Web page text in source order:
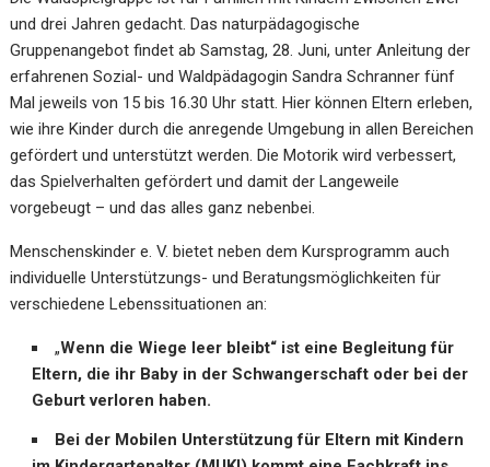
und drei Jahren gedacht. Das naturpädagogische
Gruppenangebot findet ab Samstag, 28. Juni, unter Anleitung der
erfahrenen Sozial- und Waldpädagogin Sandra Schranner fünf
Mal jeweils von 15 bis 16.30 Uhr statt. Hier können Eltern erleben,
wie ihre Kinder durch die anregende Umgebung in allen Bereichen
gefördert und unterstützt werden. Die Motorik wird verbessert,
das Spielverhalten gefördert und damit der Langeweile
vorgebeugt – und das alles ganz nebenbei.
Menschenskinder e. V. bietet neben dem Kursprogramm auch
individuelle Unterstützungs- und Beratungsmöglichkeiten für
verschiedene Lebenssituationen an:
„Wenn die Wiege leer bleibt“ ist eine Begleitung für
Eltern, die ihr Baby in der Schwangerschaft oder bei der
Geburt verloren haben.
Bei der Mobilen Unterstützung für Eltern mit Kindern